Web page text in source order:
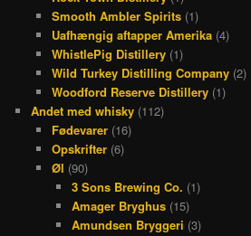
Smooth Ambler Spirits(1)
Uafhængig aftapper Amerika(4)
WhistlePig Distillery(1)
Wild Turkey Distilling Company(2)
Woodford Reserve Distillery(1)
Andet med whisky (112)
Fødevarer(16)
Opskrifter(6)
Øl (90)
3 Sons Brewing Co. (1)
Amager Bryghus (15)
Amundsen Bryggeri (3)